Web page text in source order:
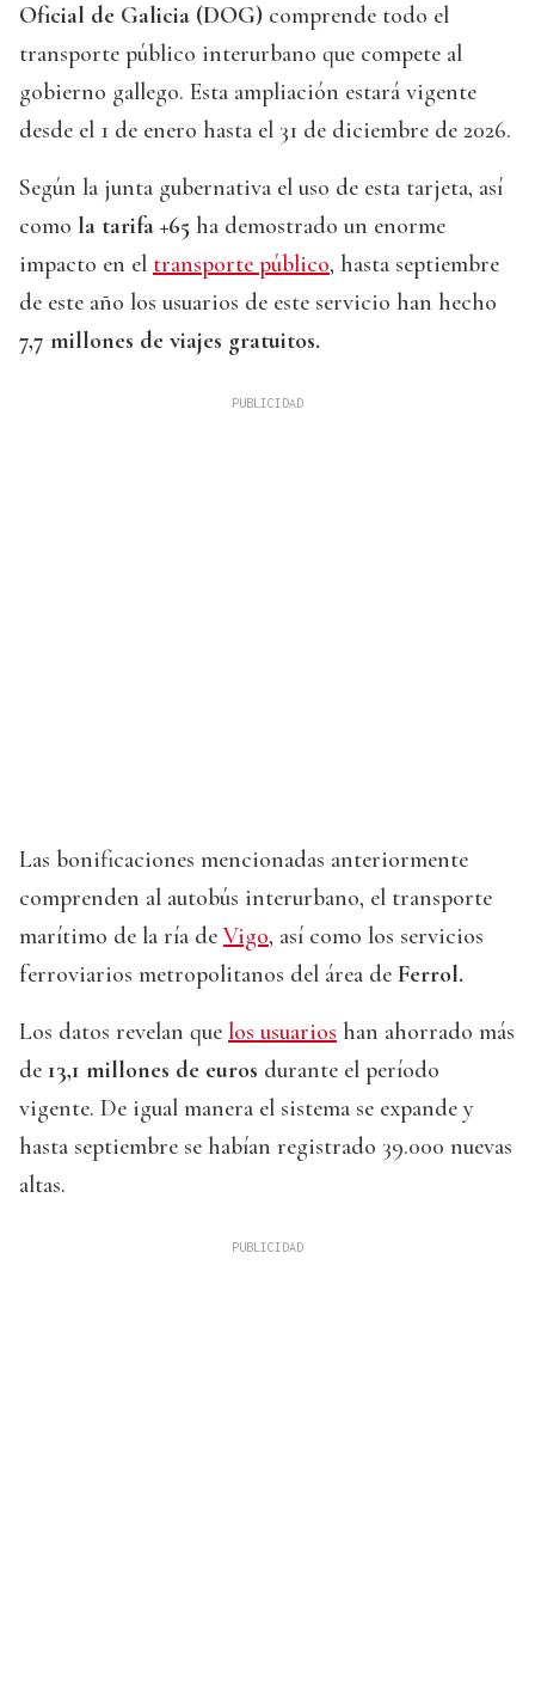
Oficial de Galicia (DOG) comprende todo el
transporte público interurbano que compete al
gobierno gallego. Esta ampliación estará vigente
desde el 1 de enero hasta el 31 de diciembre de 2026.
Según la junta gubernativa el uso de esta tarjeta, así
como la tarifa +65 ha demostrado un enorme
impacto en el transporte público, hasta septiembre
de este año los usuarios de este servicio han hecho
7,7 millones de viajes gratuitos.
Las bonificaciones mencionadas anteriormente
comprenden al autobús interurbano, el transporte
marítimo de la ría de Vigo, así como los servicios
ferroviarios metropolitanos del área de Ferrol.
Los datos revelan que los usuarios han ahorrado más
de 13,1 millones de euros durante el período
vigente. De igual manera el sistema se expande y
hasta septiembre se habían registrado 39.000 nuevas
altas.